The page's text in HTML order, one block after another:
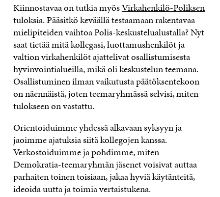
Kiinnostavaa on tutkia myösVirkahenkilö-Poliksen
tuloksia. Pääsitkö keväällä testaamaan rakentavaa
mielipiteiden vaihtoa Polis-keskustelualustalla? Nyt
saat tietää mitä kollegasi, luottamushenkilöt ja
valtion virkahenkilöt ajattelivat osallistumisesta
hyvinvointialueilla, mikä oli keskustelun teemana.
Osallistuminen ilman vaikutusta päätöksentekoon
on näennäistä, joten teemaryhmässä selvisi, miten
tulokseen on vastattu.
Orientoiduimme yhdessä alkavaan syksyyn ja
jaoimme ajatuksia siitä kollegojen kanssa.
Verkostoiduimme ja pohdimme, miten
Demokratia-teemaryhmän jäsenet voisivat auttaa
parhaiten toinen toisiaan, jakaa hyviä käytänteitä,
ideoida uutta ja toimia vertaistukena.